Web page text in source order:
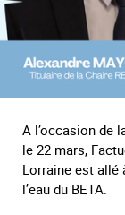
A l’occasion de
le 22 mars,
Lorraine est allé
l’eau du BETA.